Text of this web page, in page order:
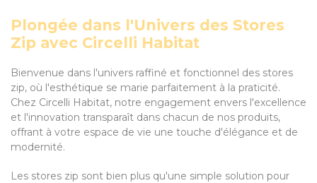
Plongée dans l'Univers des Stores
Zip avec Circelli Habitat
Bienvenue dans l'univers raffiné et fonctionnel des stores
zip, où l'esthétique se marie parfaitement à la praticité.
Chez Circelli Habitat, notre engagement envers l'excellence
et l'innovation transparaît dans chacun de nos produits,
offrant à votre espace de vie une touche d'élégance et de
modernité.
Les stores zip sont bien plus qu'une simple solution pour